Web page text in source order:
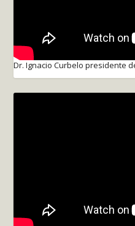
Dr. Ignacio Curbelo presidente